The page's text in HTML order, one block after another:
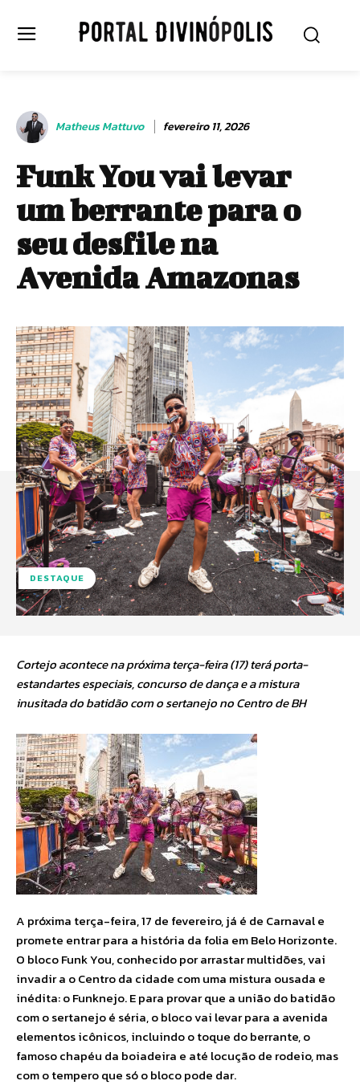
Matheus Mattuvo fevereiro 11, 2026
Funk You vai levar
um berrante para o
seu desfile na
Avenida Amazonas
DESTAQUE
Cortejo acontece na próxima terça-feira (17) terá porta-
estandartes especiais, concurso de dança e a mistura
inusitada do batidão com o sertanejo no Centro de BH
A próxima terça-feira, 17 de fevereiro, já é de Carnaval e
promete entrar para a história da folia em Belo Horizonte.
O bloco Funk You, conhecido por arrastar multidões, vai
invadir a o Centro da cidade com uma mistura ousada e
inédita: o Funknejo. E para provar que a união do batidão
com o sertanejo é séria, o bloco vai levar para a avenida
elementos icônicos, incluindo o toque do berrante, o
famoso chapéu da boiadeira e até locução de rodeio, mas
com o tempero que só o bloco pode dar.